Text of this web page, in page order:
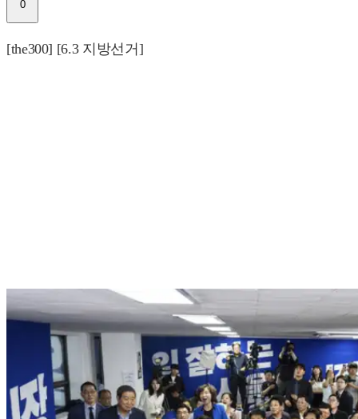
0
[the300] [6.3 지방선거]